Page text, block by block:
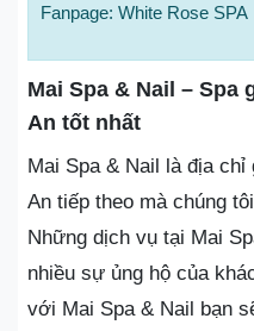
Fanpage: White Rose SPA
Mai Spa & Nail –
An tốt nhất
Mai Spa & Nail là địa
An tiếp theo mà chúng
Những dịch vụ tại Mai
nhiều sự ủng hộ của
với Mai Spa & Nail bạn